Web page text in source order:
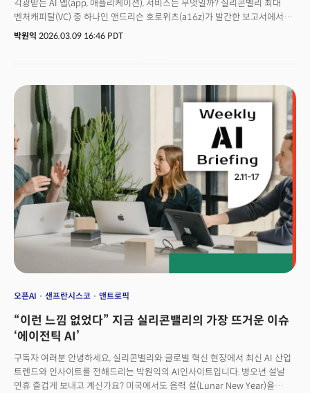
각광받는 AI 앱(app, 애플리케이션), 서비스는 무엇일까? 실리콘밸리 최대
벤처캐피탈(VC) 중 하나인 앤드리슨 호로위츠(a16z)가 발간한 보고서에서
힌트를 얻을 수 있다. 핵심은 초기 생성형 AI 시장을 휩쓸었던 호기심, 텍스트
일반 사용자들의 AI 사용 현황을 분석한 ‘Top 100 생성형 AI 소비자 앱(The
Top 100 Gen AI Consumer Apps — 6th Edition)’ 보고서를
발표했다. 특히 이번 발표에는 글로벌 인구 대비 AI 실사용 비율을 추적한
‘1인당 AI 도입 지수’를 최초로 공개하며 일부 아시아 국가 중심의 맹렬한 AI
융합 속도를 입증했다. 앱 선정 기준을 개편, 일부 소프트웨어 기업의 성공적인
AI 전환을 포착했다는 점도 의미가 깊다.
박원익 2026.03.09 16:46 PDT
오픈AI 샌프란시스코 앤트로픽
“이런 느낌 없었다” 지금 실리콘밸리의 가장 뜨거운 이슈
‘에이전틱 AI’
구독자 여러분 안녕하세요, 실리콘밸리와 글로벌 혁신 현장에서 최신 AI 산업
트렌드와 인사이트를 전해드리는 박원익의 AI인사이트입니다. 병오년 설날
연휴 즐겁게 보내고 계신가요? 미국에서도 음력 설(Lunar New Year)을